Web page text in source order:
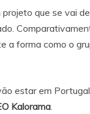
que se vai
a forma como o
estar em
Kalorama